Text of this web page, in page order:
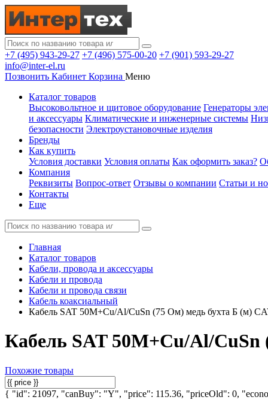
+7 (495) 943-29-27 +7 (496) 575-00-20 +7 (901) 593-29-27
info@inter-el.ru
Позвонить Кабинет Корзина Меню
Каталог товаров
Высоковольтное и щитовое оборудование Генераторы
и аксессуары Климатические и инженерные системы
безопасности Электроустановочные изделия
Бренды
Как купить
Условия доставки Условия оплаты Как оформить заказ?
Компания
Реквизиты Вопрос-ответ Отзывы о компании Статьи и
Контакты
Еще
Главная
Каталог товаров
Кабели, провода и аксессуары
Кабели и провода
Кабели и провода связи
Кабель коаксиальный
Кабель SAT 50М+Cu/Al/CuSn (75 Ом) медь бухта Б (м)
Кабель SAT 50М+Cu/Al/CuSn
Похожие товары
{ "id": 21097, "canBuy": "Y", "price": 115.36, "priceOld": 0,